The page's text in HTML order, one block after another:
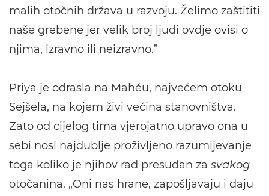
malih otočnih država u razvoju. Želimo zaštititi
naše grebene jer velik broj ljudi ovdje ovisi o
njima, izravno ili neizravno.”
Priya je odrasla na Mahéu, najvećem otoku
Sejšela, na kojem živi većina stanovništva.
Zato od cijelog tima vjerojatno upravo ona u
sebi nosi najdublje proživljeno razumijevanje
toga koliko je njihov rad presudan za svakog
otočanina. „Oni nas hrane, zapošljavaju i daju